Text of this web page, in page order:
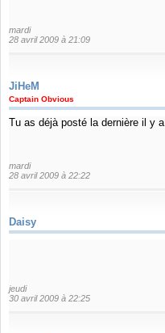
mardi
28 avril 2009 à 21:09
JiHeM
Captain Obvious
Tu as déjà posté la dernière il y
mardi
28 avril 2009 à 22:22
Daisy
jeudi
30 avril 2009 à 22:25